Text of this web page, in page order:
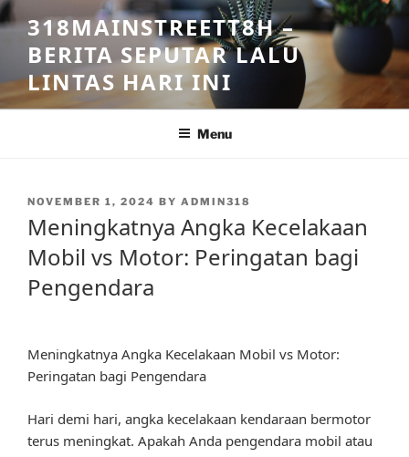
Skip
to
content
318MAINSTREETT8H –
BERITA SEPUTAR LALU
LINTAS HARI INI
Menu
POSTED
NOVEMBER 1, 2024 BY ADMIN318
Meningkatnya Angka Kecelakaan
Mobil vs Motor: Peringatan bagi
Pengendara
Meningkatnya Angka Kecelakaan Mobil vs Motor:
Peringatan bagi Pengendara
Hari demi hari, angka kecelakaan kendaraan bermotor
terus meningkat. Apakah Anda pengendara mobil atau